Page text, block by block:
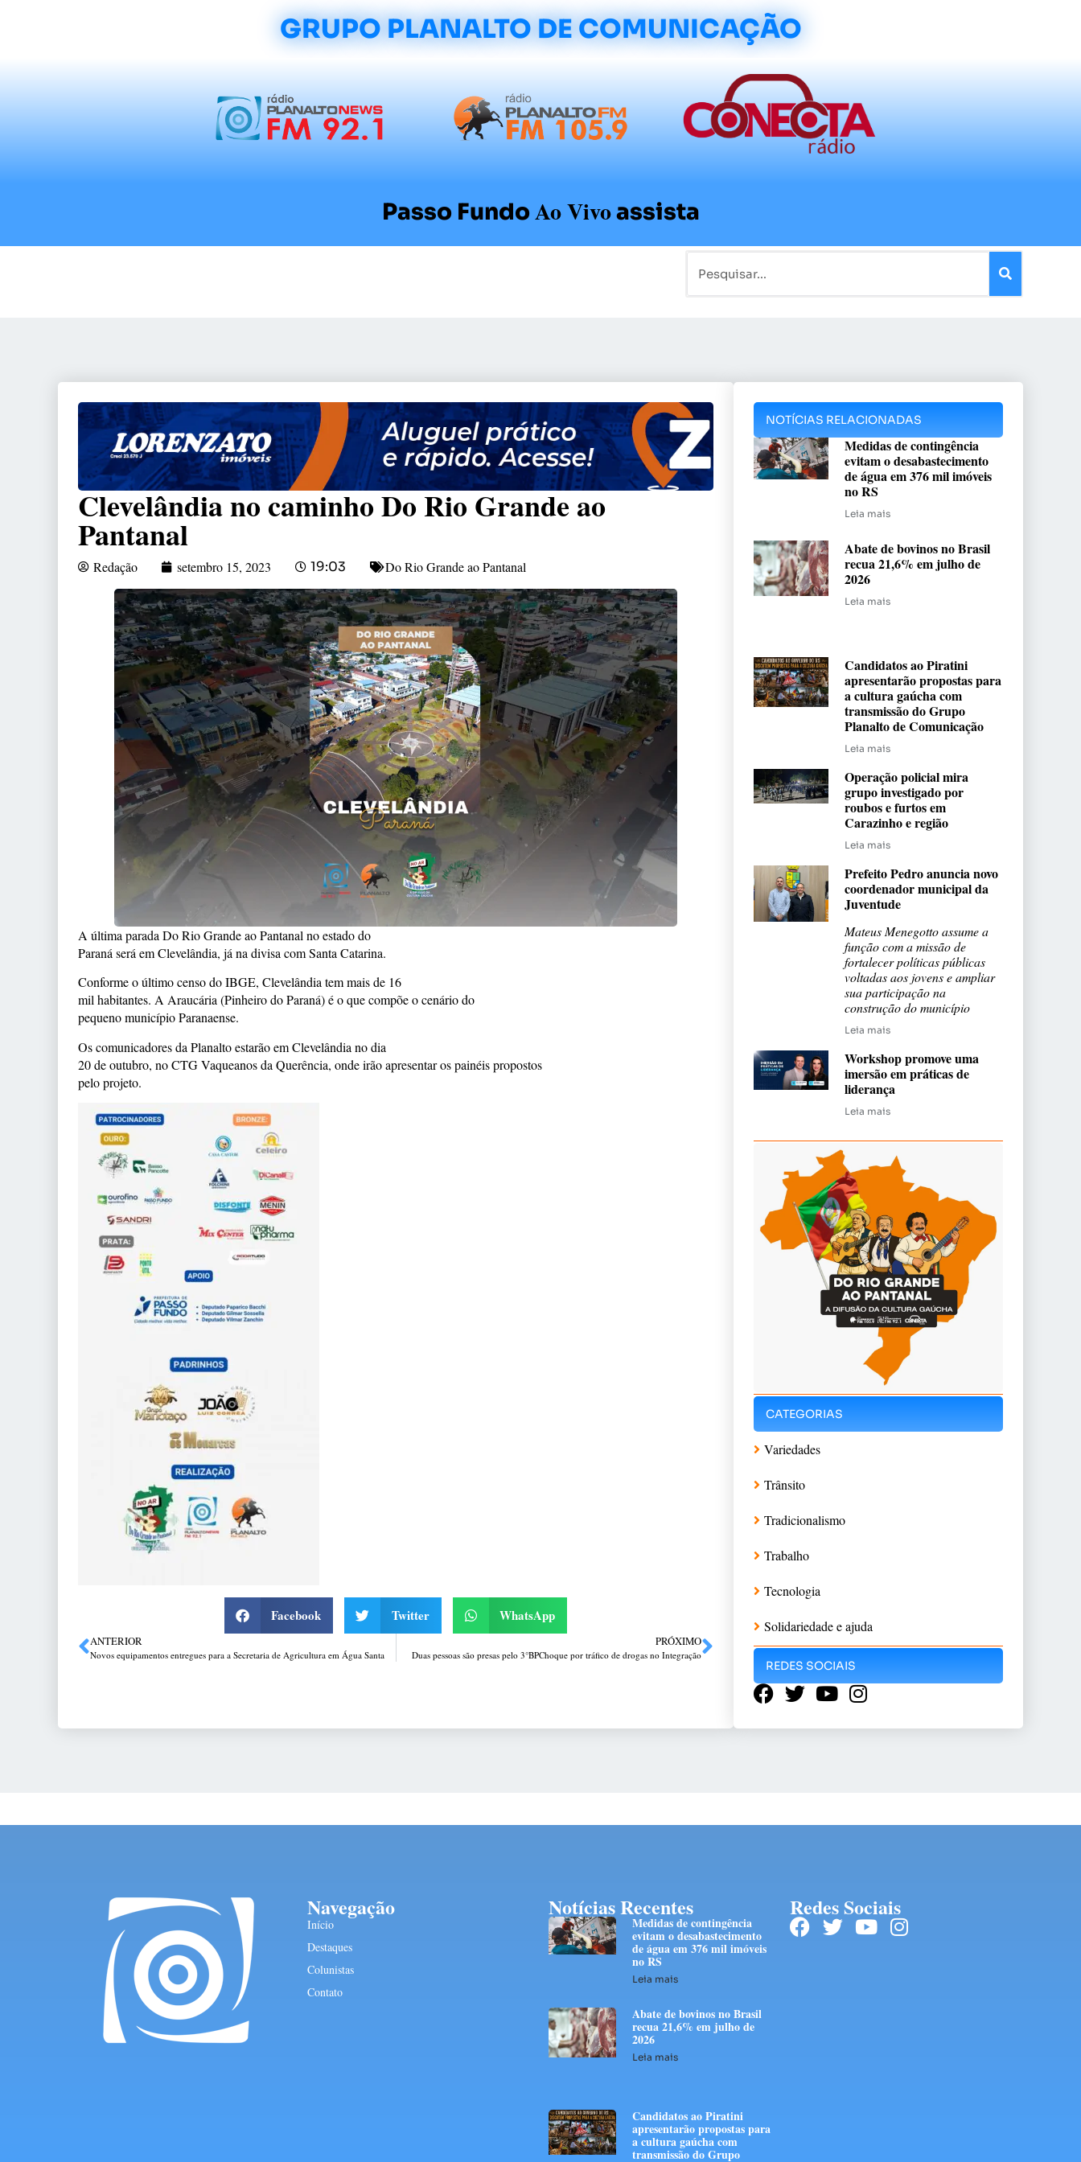
GRUPO PLANALTO DE COMUNICAÇÃO
Passo FundoAo Vivoassista
Clevelândia no caminho Do Rio Grande ao
Pantanal
Redação setembro 15, 2023 19:03 Do Rio Grande ao Pantanal
A última parada Do Rio Grande ao Pantanal no estado do
Paraná será em Clevelândia, já na divisa com Santa Catarina.
Conforme o último censo do IBGE, Clevelândia tem mais de 16
mil habitantes. A Araucária (Pinheiro do Paraná) é o que compõe o cenário do
pequeno município Paranaense.
Os comunicadores da Planalto estarão em Clevelândia no dia
20 de outubro, no CTG Vaqueanos da Querência, onde irão apresentar os painéis propostos
pelo projeto.
Facebook Twitter WhatsApp
ANTERIOR
Novos equipamentos entregues para a Secretaria de Agricultura em Água Santa
PRÓXIMO
Duas pessoas são presas pelo 3°BPChoque por tráfico de drogas no Integração
NOTÍCIAS RELACIONADAS
Medidas de contingência
evitam o desabastecimento
de água em 376 mil imóveis
no RS
Leia mais
Abate de bovinos no Brasil
recua 21,6% em julho de
2026
Leia mais
Candidatos ao Piratini
apresentarão propostas para
a cultura gaúcha com
transmissão do Grupo
Planalto de Comunicação
Leia mais
Operação policial mira
grupo investigado por
roubos e furtos em
Carazinho e região
Leia mais
Prefeito Pedro anuncia novo
coordenador municipal da
Juventude
Mateus Menegotto assume a
função com a missão de
fortalecer políticas públicas
voltadas aos jovens e ampliar
sua participação na
construção do município
Leia mais
Workshop promove uma
imersão em práticas de
liderança
Leia mais
CATEGORIAS
Variedades
Trânsito
Tradicionalismo
Trabalho
Tecnologia
Solidariedade e ajuda
REDES SOCIAIS
Navegação
Início
Destaques
Colunistas
Contato
Notícias Recentes
Medidas de contingência
evitam o desabastecimento
de água em 376 mil imóveis
no RS
Leia mais
Abate de bovinos no Brasil
recua 21,6% em julho de
2026
Leia mais
Candidatos ao Piratini
apresentarão propostas para
a cultura gaúcha com
transmissão do Grupo
Redes Sociais